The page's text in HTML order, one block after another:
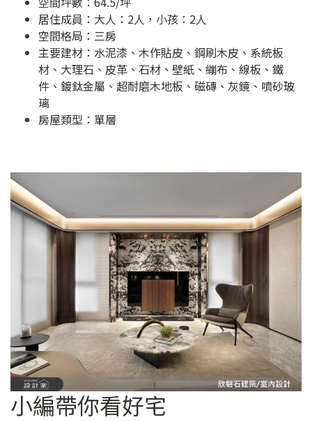
居住成員：大人：2人，小孩：2人
空間格局：三房
主要建材：水泥漆、木作貼皮、鋼刷木皮、系統板
材、大理石、皮革、石材、壁紙、繃布、線板、鐵
件、鍍鈦金屬、超耐磨木地板、磁磚、灰鏡、噴砂玻
璃
房屋類型：單層
小編帶你看好宅